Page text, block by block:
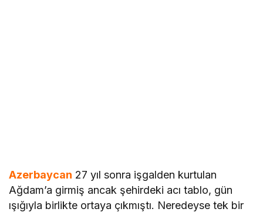
Azerbaycan 27 yıl sonra işgalden kurtulan
Ağdam’a girmiş ancak şehirdeki acı tablo, gün
ışığıyla birlikte ortaya çıkmıştı. Neredeyse tek bir